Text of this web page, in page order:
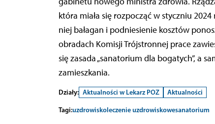
która miała się rozpocząć w styczniu
niej bałagan i podniesienie kosztów
obradach Komisji Trójstronnej prace
się zasada „sanatorium dla bogatych”, a
zamieszkania.
Działy: Aktualności w Lekarz POZ
Aktualności
Tagi:uzdrowiskoleczenie uzdrowiskowesanatorium